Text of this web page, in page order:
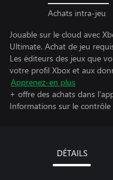
Achats intra-jeu
Jouable sur le cloud avec
Ultimate. Achat de jeu
Les éditeurs des jeux que
votre profil Xbox et aux
Apprenez-en plus
+ offre des achats dans
Informations sur le contrôle
DÉTAILS